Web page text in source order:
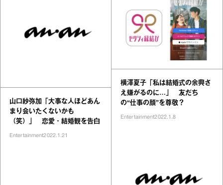
山口紗弥加「大事な人ほどあん
まり会いたくないかも
（笑）」 恋愛・結婚観を告白
Entertainment2022.1.21
横澤夏子「私は結婚式の余興さ
え嫌がるのに…」 友だち
の“仕事の顔”を尊敬？
Entertainment2022.1.8